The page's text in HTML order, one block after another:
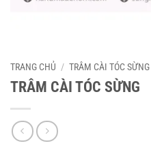
TRANG CHỦ / TRÂM CÀI TÓC SỪNG
TRÂM CÀI TÓC SỪNG